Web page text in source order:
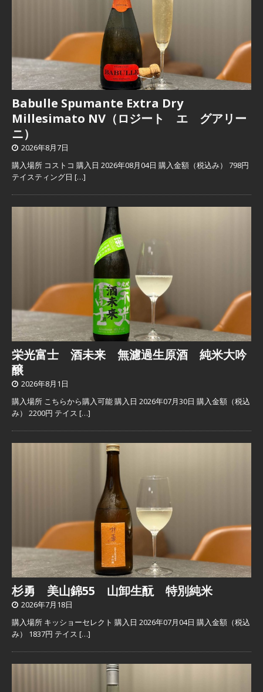
Babulle Spumante Extra Dry
Millesimato NV（ロジート エ グアリー
ニ）
2026年8月7日
購入場所 コストコ 購入日 2026年08月04日 購入金額（税込み） 798円
テイスティング日 […]
栄光富士 酒未来 無濾過生原酒 純米大吟
醸
2026年8月1日
購入場所 こちらから購入可能 購入日 2026年07月30日 購入金額（税込
み） 2200円 テイス […]
杉勇 美山錦55 山卸生酛 特別純米
2026年7月18日
購入場所 キッショーセレクト 購入日 2026年07月04日 購入金額（税込
み） 1837円 テイス […]